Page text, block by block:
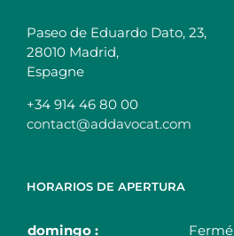
Paseo de Eduardo Dato, 23,
28010 Madrid,
Espagne
+34 914 46 80 00
contact@addavocat.com
HORARIOS DE APERTURA
domingo :
Fermé